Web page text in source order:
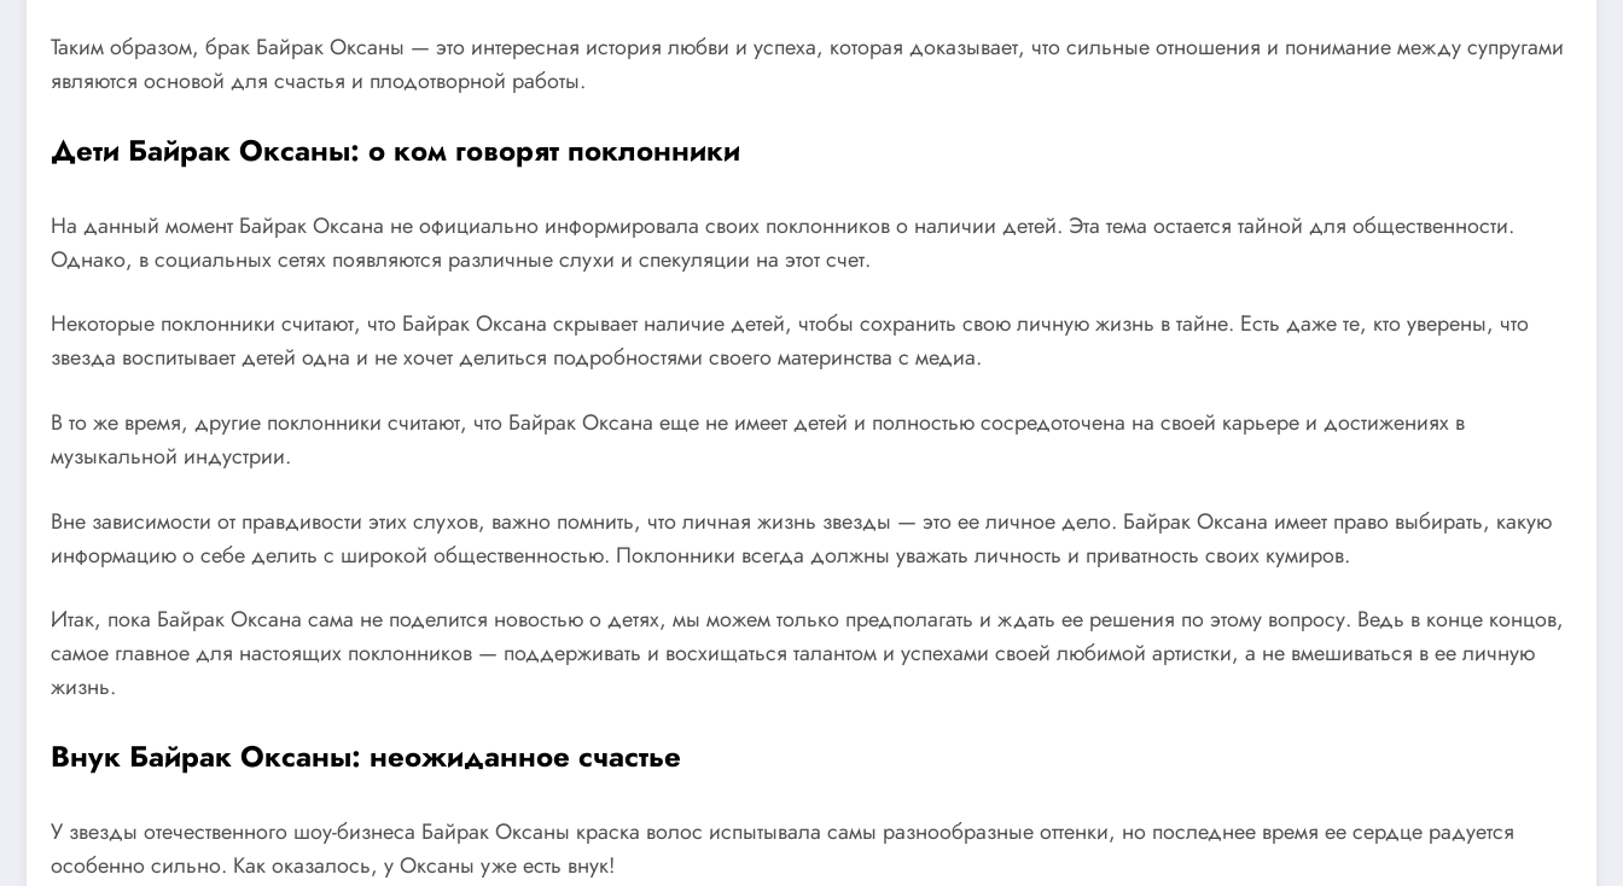
Таким образом, брак Байрак Оксаны — это интересная история любви и успеха, которая доказывает, что сильные отношения и понимание между супругами
являются основой для счастья и плодотворной работы.
Дети Байрак Оксаны: о ком говорят поклонники
На данный момент Байрак Оксана не официально информировала своих поклонников о наличии детей. Эта тема остается тайной для общественности.
Однако, в социальных сетях появляются различные слухи и спекуляции на этот счет.
Некоторые поклонники считают, что Байрак Оксана скрывает наличие детей, чтобы сохранить свою личную жизнь в тайне. Есть даже те, кто уверены, что
звезда воспитывает детей одна и не хочет делиться подробностями своего материнства с медиа.
В то же время, другие поклонники считают, что Байрак Оксана еще не имеет детей и полностью сосредоточена на своей карьере и достижениях в
музыкальной индустрии.
Вне зависимости от правдивости этих слухов, важно помнить, что личная жизнь звезды — это ее личное дело. Байрак Оксана имеет право выбирать, какую
информацию о себе делить с широкой общественностью. Поклонники всегда должны уважать личность и приватность своих кумиров.
Итак, пока Байрак Оксана сама не поделится новостью о детях, мы можем только предполагать и ждать ее решения по этому вопросу. Ведь в конце концов,
самое главное для настоящих поклонников — поддерживать и восхищаться талантом и успехами своей любимой артистки, а не вмешиваться в ее личную
жизнь.
Внук Байрак Оксаны: неожиданное счастье
У звезды отечественного шоу-бизнеса Байрак Оксаны краска волос испытывала самы разнообразные оттенки, но последнее время ее сердце радуется
особенно сильно. Как оказалось, у Оксаны уже есть внук!